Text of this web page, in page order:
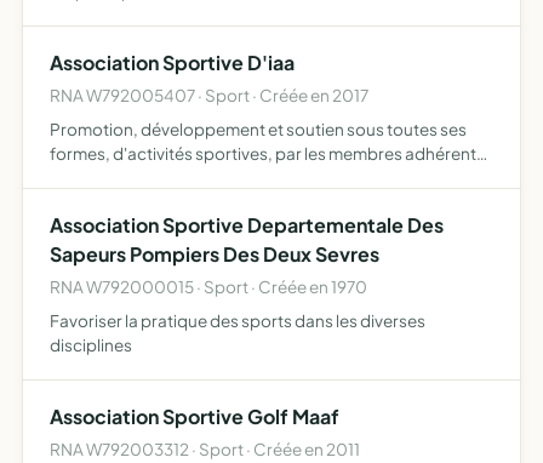
Association Sportive D'iaa
RNA W792005407 · Sport · Créée en 2017
Promotion, développement et soutien sous toutes ses
formes, d'activités sportives, par les membres adhérents
Association Sportive Departementale Des
Sapeurs Pompiers Des Deux Sevres
RNA W792000015 · Sport · Créée en 1970
Favoriser la pratique des sports dans les diverses
disciplines
Association Sportive Golf Maaf
RNA W792003312 · Sport · Créée en 2011